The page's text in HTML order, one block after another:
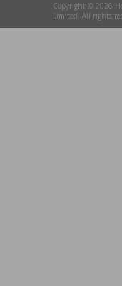
Copyright © 2026
Limited. All rights